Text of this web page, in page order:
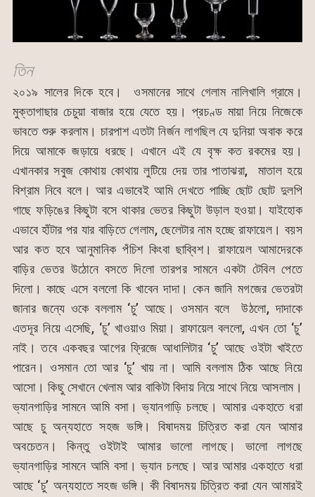
তিন
২০১৯ সালের দিকে হবে। ওসমানের সাথে গেলাম নালিখালি গ্রামে।
মুক্তাগাছার চেচুয়া বাজার হয়ে যেতে হয়। প্রচণ্ড মায়া নিয়ে নিজেকে
ভাবতে শুরু করলাম। চারপাশ এতটা নির্জন লাগছিল যে দুনিয়া অবাক করে
দিয়ে আমাকে জড়ায়ে ধরছে। এখানে এই যে বৃক্ষ কত রকমের হয়।
এখানকার সবুজ কোথায় কোথায় লুটিয়ে দেয় তার পাতাঝরা, মাতাল হয়ে
বিশ্রাম নিবে বলে। আর এভাবেই আমি দেখতে পাচ্ছি ছোট ছোট দুলপি
গাছে ফড়িঙের কিছুটা বসে থাকার ভেতর কিছুটা উড়াল হওয়া। যাইহোক
এভাবে হাঁটার পর যার বাড়িতে গেলাম, ছেলেটার নাম হচ্ছে রাফায়েল। বয়স
আর কত হবে আনুমানিক পঁচিশ কিংবা ছাব্বিশ। রাফায়েল আমাদেরকে
বাড়ির ভেতর উঠোনে বসতে দিলো তারপর সামনে একটা টেবিল পেতে
দিলো। কাছে এসে বললো কি খাবেন দাদা। কেন জানি মগজের ভেতরটা
জানার জন্যে ওকে বললাম ‘চু’ আছে। ওসমান বলে উঠলো, দাদাকে
এতদূর নিয়ে এসেছি, ‘চু’ খাওয়াও মিয়া। রাফায়েল বললো, এখন তো ‘চু’
নাই। তবে একবছর আগের ফ্রিজে আধালিটার ‘চু’ আছে ওইটা খাইতে
পারেন। ওসমান তো আর ‘চু’ খায় না। আমি বললাম ঠিক আছে নিয়ে
আসো। কিছু সেখানে খেলাম আর বাকিটা বিদায় নিয়ে সাথে নিয়ে আসলাম।
ভ্যানগাড়ির সামনে আমি বসা। ভ্যানগাড়ি চলছে। আমার একহাতে ধরা
আছে চু অন্যহাতে সহজ ভঙ্গি। বিষাদময় চিত্রিত করা যেন আমার
অবচেতন। কিন্তু ওইটাই আমার ভালো লাগছে। ভালো লাগছে
ভ্যানগাড়ির সামনে আমি বসা। ভ্যান চলছে। আর আমার একহাতে ধরা
আছে ‘চু’ অন্যহাতে সহজ ভঙ্গি। কী বিষাদময় চিত্রিত করা যেন আমারই